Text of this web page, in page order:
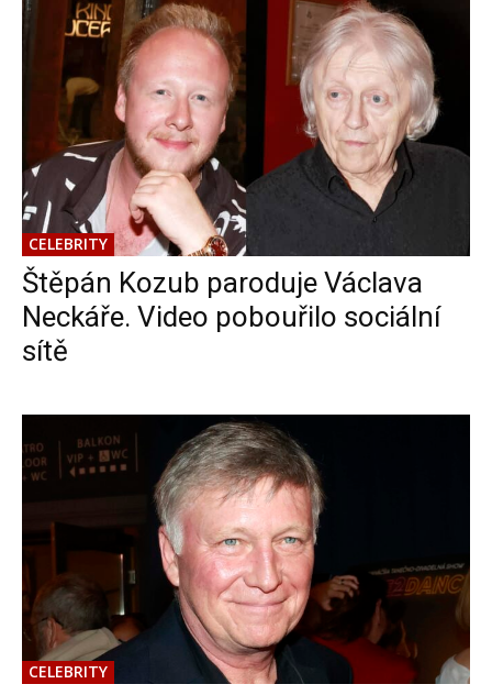
CELEBRITY
Štěpán Kozub paroduje Václava
Neckáře. Video pobouřilo sociální
sítě
CELEBRITY